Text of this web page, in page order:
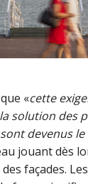
«cette
solution des
devenus le
jouant dès
façades.